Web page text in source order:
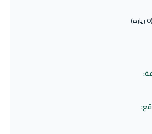
(0 زيارة)